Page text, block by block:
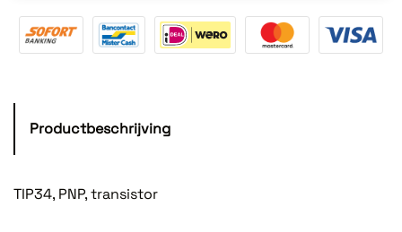
Productbeschrijving
TIP34, PNP, transistor